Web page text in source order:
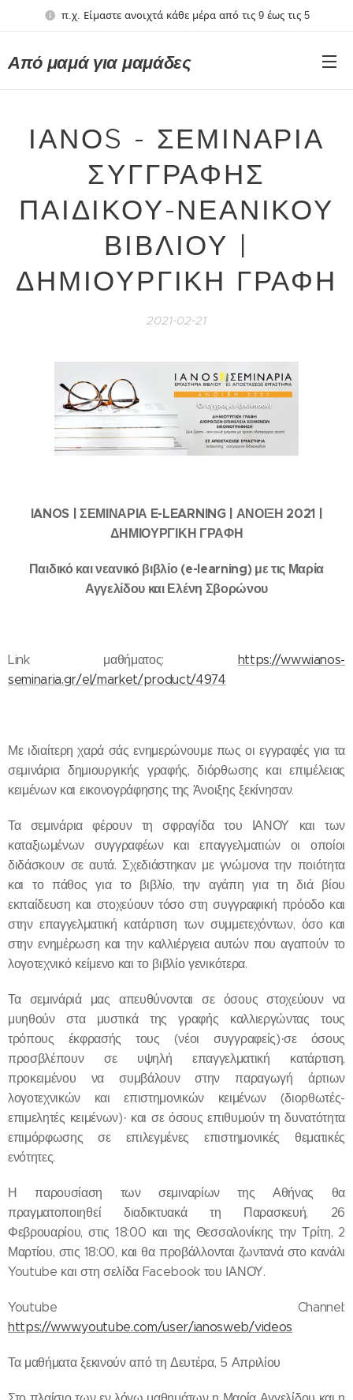
π.χ. Είμαστε ανοιχτά κάθε μέρα από τις 9 έως τις 5
Από μαμά για μαμάδες
ΙΑΝΟS - ΣΕΜΙΝΑΡΙΑ
ΣΥΓΓΡΑΦΗΣ
ΠΑΙΔΙΚΟΥ-ΝΕΑΝΙΚΟΥ
ΒΙΒΛΙΟΥ |
ΔΗΜΙΟΥΡΓΙΚΗ ΓΡΑΦΗ
2021-02-21
IANOS | ΣΕΜΙΝΑΡΙΑ E-LEARNING | ΑΝΟΙΞΗ 2021 |
ΔΗΜΙΟΥΡΓΙΚΗ ΓΡΑΦΗ
Παιδικό και νεανικό βιβλίο (e-learning) με τις Μαρία
Αγγελίδου και Ελένη Σβορώνου
Link μαθήματος: https://www.ianos-
seminaria.gr/el/market/product/4974
Με ιδιαίτερη χαρά σάς ενημερώνουμε πως οι εγγραφές για τα
σεμινάρια δημιουργικής γραφής, διόρθωσης και επιμέλειας
κειμένων και εικονογράφησης της Άνοιξης ξεκίνησαν.
Τα σεμινάρια φέρουν τη σφραγίδα του ΙΑΝΟΥ και των
καταξιωμένων συγγραφέων και επαγγελματιών οι οποίοι
διδάσκουν σε αυτά. Σχεδιάστηκαν με γνώμονα την ποιότητα
και το πάθος για το βιβλίο, την αγάπη για τη διά βίου
εκπαίδευση και στοχεύουν τόσο στη συγγραφική πρόοδο και
στην επαγγελματική κατάρτιση των συμμετεχόντων, όσο και
στην ενημέρωση και την καλλιέργεια αυτών που αγαπούν το
λογοτεχνικό κείμενο και το βιβλίο γενικότερα.
Τα σεμινάριά μας απευθύνονται σε όσους στοχεύουν να
μυηθούν στα μυστικά της γραφής καλλιεργώντας τους
τρόπους έκφρασής τους (νέοι συγγραφείς)·σε όσους
προσβλέπουν σε υψηλή επαγγελματική κατάρτιση,
προκειμένου να συμβάλουν στην παραγωγή άρτιων
λογοτεχνικών και επιστημονικών κειμένων (διορθωτές-
επιμελητές κειμένων)· και σε όσους επιθυμούν τη δυνατότητα
επιμόρφωσης σε επιλεγμένες επιστημονικές θεματικές
ενότητες.
Η παρουσίαση των σεμιναρίων της Αθήνας θα
πραγματοποιηθεί διαδικτυακά τη Παρασκευή, 26
Φεβρουαρίου, στις 18:00 και της Θεσσαλονίκης την Τρίτη, 2
Μαρτίου, στις 18:00, και θα προβάλλονται ζωντανά στο κανάλι
Youtube και στη σελίδα Facebook του ΙΑΝΟΥ.
Youtube Channel:
https://www.youtube.com/user/ianosweb/videos
Τα μαθήματα ξεκινούν από τη Δευτέρα, 5 Απριλίου